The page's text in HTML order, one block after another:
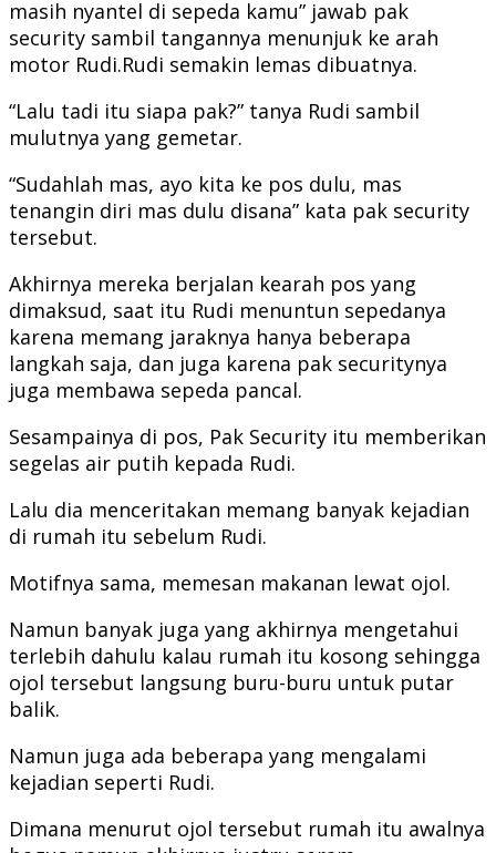
masih nyantel di sepeda kamu” jawab pak
security sambil tangannya menunjuk ke arah
motor Rudi.Rudi semakin lemas dibuatnya.
“Lalu tadi itu siapa pak?” tanya Rudi sambil
mulutnya yang gemetar.
“Sudahlah mas, ayo kita ke pos dulu, mas
tenangin diri mas dulu disana” kata pak security
tersebut.
Akhirnya mereka berjalan kearah pos yang
dimaksud, saat itu Rudi menuntun sepedanya
karena memang jaraknya hanya beberapa
langkah saja, dan juga karena pak securitynya
juga membawa sepeda pancal.
Sesampainya di pos, Pak Security itu memberikan
segelas air putih kepada Rudi.
Lalu dia menceritakan memang banyak kejadian
di rumah itu sebelum Rudi.
Motifnya sama, memesan makanan lewat ojol.
Namun banyak juga yang akhirnya mengetahui
terlebih dahulu kalau rumah itu kosong sehingga
ojol tersebut langsung buru-buru untuk putar
balik.
Namun juga ada beberapa yang mengalami
kejadian seperti Rudi.
Dimana menurut ojol tersebut rumah itu awalnya